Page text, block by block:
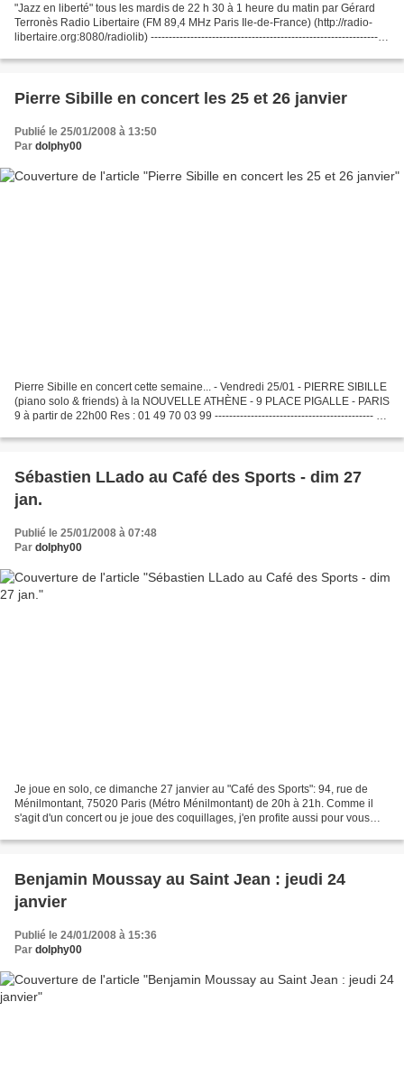
"Jazz en liberté" tous les mardis de 22 h 30 à 1 heure du matin par Gérard
Terronès Radio Libertaire (FM 89,4 MHz Paris Ile-de-France) (http://radio-
libertaire.org:8080/radiolib) ------------------------------------------------------------------
Pierre Sibille en concert les 25 et 26 janvier
Publié le 25/01/2008 à 13:50
Par dolphy00
Pierre Sibille en concert cette semaine... - Vendredi 25/01 - PIERRE SIBILLE
(piano solo & friends) à la NOUVELLE ATHÈNE - 9 PLACE PIGALLE - PARIS
9 à partir de 22h00 Res : 01 49 70 03 99 -------------------------------------------- -
Sébastien LLado au Café des Sports - dim 27
jan.
Publié le 25/01/2008 à 07:48
Par dolphy00
Je joue en solo, ce dimanche 27 janvier au "Café des Sports": 94, rue de
Ménilmontant, 75020 Paris (Métro Ménilmontant) de 20h à 21h. Comme il
s'agit d'un concert ou je joue des coquillages, j'en profite aussi pour vous
Benjamin Moussay au Saint Jean : jeudi 24
janvier
Publié le 24/01/2008 à 15:36
Par dolphy00